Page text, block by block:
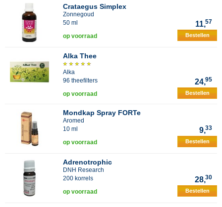
Crataegus Simplex
Zonnegoud
50 ml
11,57
op voorraad Bestellen
Alka Thee
Alka
96 theefilters
24,95
op voorraad Bestellen
Mondkap Spray FORTe
Aromed
10 ml
9,33
op voorraad Bestellen
Adrenotrophic
DNH Research
200 korrels
28,30
op voorraad Bestellen